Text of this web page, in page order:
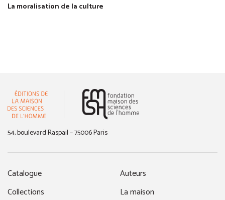
La moralisation de la culture
54, boulevard Raspail – 75006 Paris
Catalogue
Collections
Auteurs
La maison